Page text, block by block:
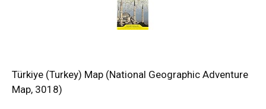
Türkiye (Turkey) Map (National Geographic Adventure
Map, 3018)